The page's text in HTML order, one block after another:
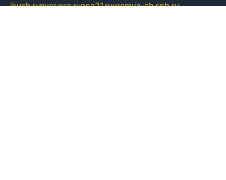
ikuch.runycr.org.runpa21.ruvremya-ch.spb.ru